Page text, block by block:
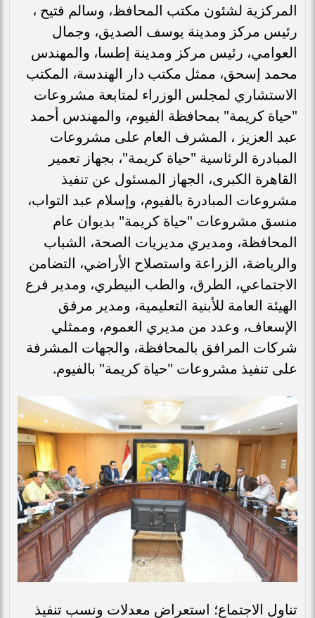
المركزية لشئون مكتب المحافظ، وسالم فتيح ،
رئيس مركز ومدينة يوسف الصديق، وجمال
العوامي، رئيس مركز ومدينة إطسا، والمهندس
محمد إسحق، ممثل مكتب دار الهندسة، المكتب
الاستشاري لمجلس الوزراء لمتابعة مشروعات
"حياة كريمة" بمحافظة الفيوم، والمهندس أحمد
عبد العزيز ، المشرف العام على مشروعات
المبادرة الرئاسية "حياة كريمة"، بجهاز تعمير
القاهرة الكبرى، الجهاز المسئول عن تنفيذ
مشروعات المبادرة بالفيوم، وإسلام عبد التواب،
منسق مشروعات "حياة كريمة" بديوان عام
المحافظة، ومديري مديريات الصحة، الشباب
والرياضة، الزراعة واستصلاح الأراضي، التضامن
الاجتماعي، الطرق، والطب البيطري، ومدير فرع
الهيئة العامة للأبنية التعليمية، ومدير مرفق
الإسعاف، وعدد من مديري العموم، وممثلي
شركات المرافق بالمحافظة، والجهات المشرفة
على تنفيذ مشروعات "حياة كريمة" بالفيوم.
تناول الاجتماع؛ استعراض معدلات ونسب تنفيذ